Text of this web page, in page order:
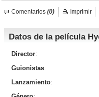
Comentarios (0) Imprimir
Datos de la película
Director:
Guionistas:
Lanzamiento: